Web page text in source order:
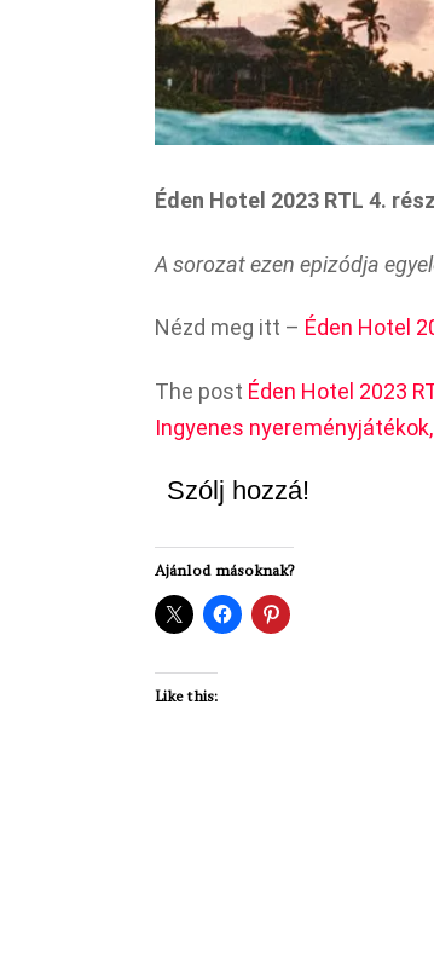
Éden Hotel 2023 RTL 4. rész
A sorozat ezen epizódja
Nézd meg itt – Éden Hotel
The post Éden Hotel 2023
Ingyenes
Szólj hozzá!
Ajánlod másoknak?
Like this: